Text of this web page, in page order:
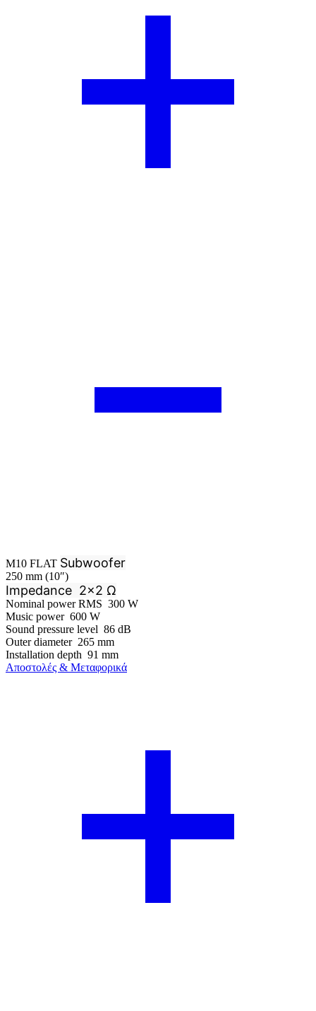
M10 FLAT Subwoofer
250 mm (10″)
Impedance 2×2 Ω
Nominal power RMS 300 W
Music power 600 W
Sound pressure level 86 dB
Outer diameter 265 mm
Installation depth 91 mm
Αποστολές & Μεταφορικά